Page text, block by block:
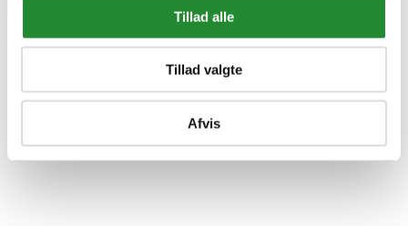
Tillad alle
Tillad valgte
Afvis
Wimex hegn livø prime -
1760194033